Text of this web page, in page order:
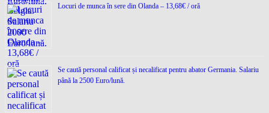
Locuri de munca în sere din Olanda – 13,68€ / oră
Se caută personal calificat și necalificat pentru abator Germania. Salariu
până la 2500 Euro/lună.